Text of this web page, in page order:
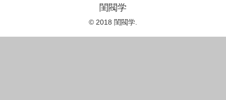
閨閥学
© 2018 閨閥学.